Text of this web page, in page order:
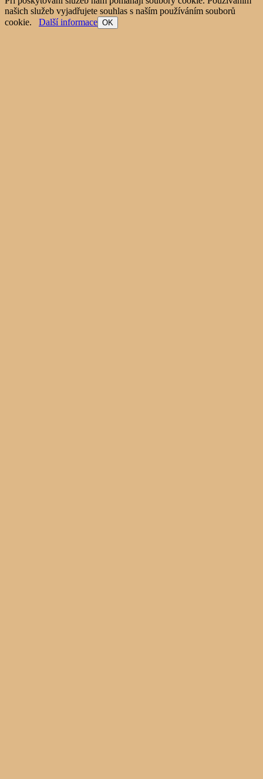
našich služeb vyjadřujete souhlas s naším používáním souborů
cookie. Další informace